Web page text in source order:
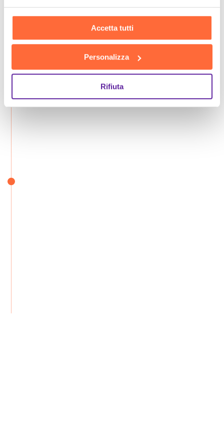
Accetta tutti
Personalizza
Rifiuta